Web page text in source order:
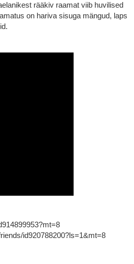
rääkiv raamat viib huvilised
on hariva sisuga mängud, laps
id920788200?ls=1&mt=8